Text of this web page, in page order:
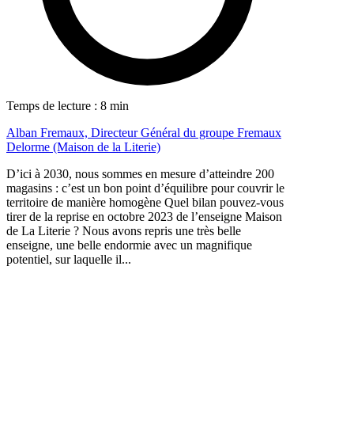
Temps de lecture : 8 min
Alban Fremaux, Directeur Général du groupe Fremaux
Delorme (Maison de la Literie)
D’ici à 2030, nous sommes en mesure d’atteindre 200
magasins : c’est un bon point d’équilibre pour couvrir le
territoire de manière homogène Quel bilan pouvez-vous
tirer de la reprise en octobre 2023 de l’enseigne Maison
de La Literie ? Nous avons repris une très belle
enseigne, une belle endormie avec un magnifique
potentiel, sur laquelle il...